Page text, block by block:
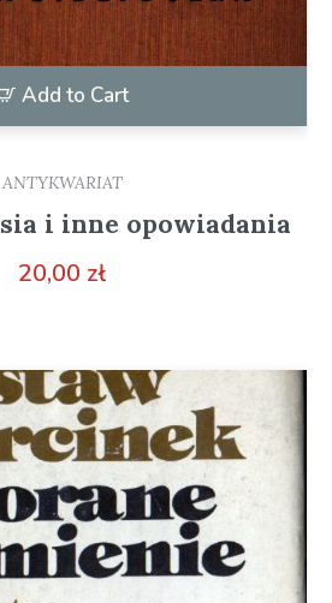
Add to Cart
ANTYKWARIAT
i inne opowiadania
20,00 zł